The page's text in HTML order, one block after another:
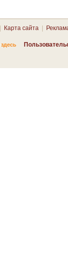
Карта сайта
здесь